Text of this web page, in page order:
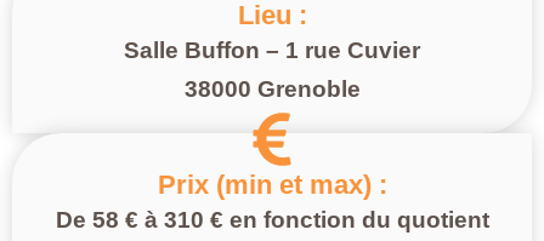
Lieu :
Salle Buffon – 1 rue Cuvier
38000 Grenoble
Prix (min et max) :
De 58 € à 310 € en fonction du quotient